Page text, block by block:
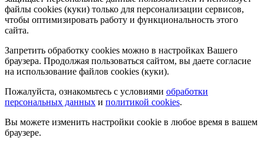
файлы cookies (куки) только для персонализации сервисов,
чтобы оптимизировать работу и функциональность этого
сайта.
Запретить обработку cookies можно в настройках Вашего
браузера. Продолжая пользоваться сайтом, вы даете согласие
на использование файлов cookies (куки).
Пожалуйста, ознакомьтесь с условиями обработки
персональных данных и политикой cookies.
Вы можете изменить настройки cookie в любое время в вашем
браузере.